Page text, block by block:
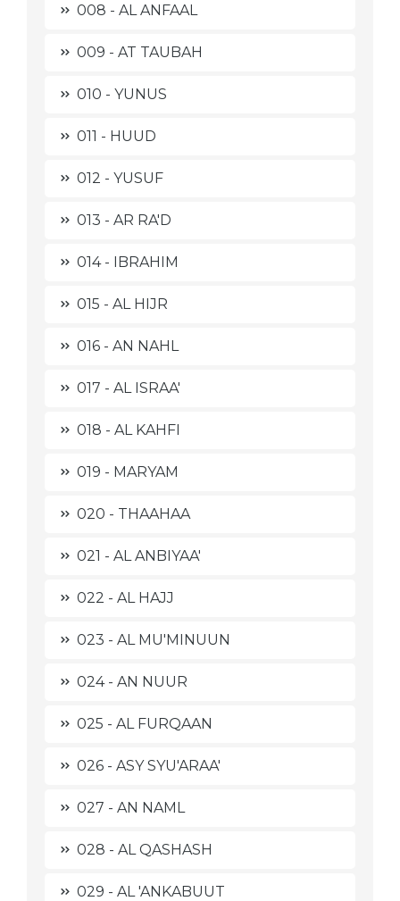
008 - AL ANFAAL
009 - AT TAUBAH
010 - YUNUS
011 - HUUD
012 - YUSUF
013 - AR RA'D
014 - IBRAHIM
015 - AL HIJR
016 - AN NAHL
017 - AL ISRAA'
018 - AL KAHFI
019 - MARYAM
020 - THAAHAA
021 - AL ANBIYAA'
022 - AL HAJJ
023 - AL MU'MINUUN
024 - AN NUUR
025 - AL FURQAAN
026 - ASY SYU'ARAA'
027 - AN NAML
028 - AL QASHASH
029 - AL 'ANKABUUT